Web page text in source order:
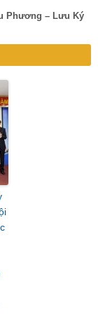
Phương – Lưu Ký